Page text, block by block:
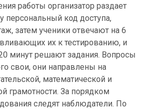
работы организатор раздает
персональный код доступа,
затем ученики отвечают на 6
их к тестированию, и
минут решают задания. Вопросы
свои, они направлены на
математической и
грамотности. За порядком
следят наблюдатели. По